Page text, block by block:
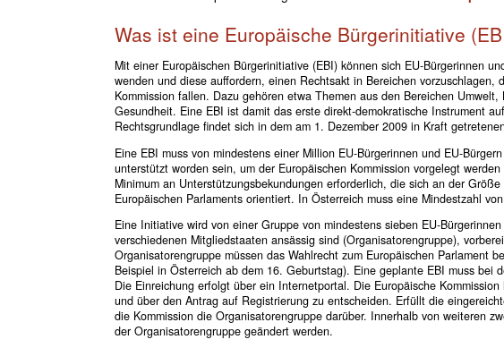
Was ist eine Europäische Bürgerinitiative
Mit einer Europäischen Bürgerinitiative (EBI) können sich EU-Bürgerinnen
wenden und diese auffordern, einen Rechtsakt in Bereichen vorzuschlagen,
Kommission fallen. Dazu gehören etwa Themen aus den Bereichen
Gesundheit. Eine EBI ist damit das erste direkt-demokratische Instrument
Rechtsgrundlage findet sich in dem am 1. Dezember 2009 in Kraft
Eine EBI muss von mindestens einer Million EU-Bürgerinnen und EU-
unterstützt worden sein, um der Europäischen Kommission vorgelegt
Minimum an Unterstützungsbekundungen erforderlich, die sich an der
Europäischen Parlaments orientiert. In Österreich muss eine Mindestzahl
Eine Initiative wird von einer Gruppe von mindestens sieben EU-
verschiedenen Mitgliedstaaten ansässig sind (Organisatorengruppe),
Organisatorengruppe müssen das Wahlrecht zum Europäischen Parlament
Beispiel in Österreich ab dem 16. Geburtstag). Eine geplante EBI muss bei
Die Einreichung erfolgt über ein Internetportal. Die Europäische
und über den Antrag auf Registrierung zu entscheiden. Erfüllt die
die Kommission die Organisatorengruppe darüber. Innerhalb von weiteren
der Organisatorengruppe geändert werden.